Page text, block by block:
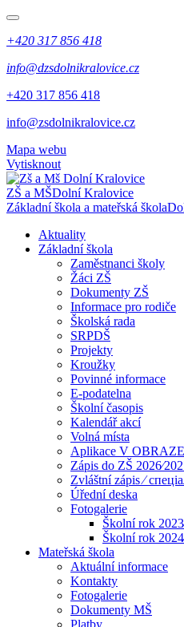
+420 317 856 418
info@dzsdolnikralovice.cz
+420 317 856 418
info@zsdolnikralovice.cz
Mapa webu
Vytisknout
ZŠ a MŠDolní Kralovice
Základní škola a mateřská škola
Aktuality
Základní škola
Zaměstnanci školy
Žáci ZŠ
Dokumenty ZŠ
Informace pro rodiče
Školská rada
SRPDŠ
Projekty
Kroužky
Povinné informace
E-podatelna
Školní časopis
Kalendář akcí
Volná místa
Aplikace V OBRAZE
Zápis do ZŠ
Zvláštní zápis ⁄
Úřední deska
Fotogalerie
Školní rok
Školní rok
Mateřská škola
Aktuální informace
Kontakty
Fotogalerie
Dokumenty MŠ
Platby